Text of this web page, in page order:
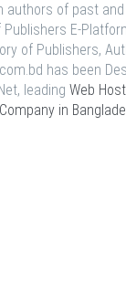
authors of past
E-
of Publishers,
has been
leading Web
in